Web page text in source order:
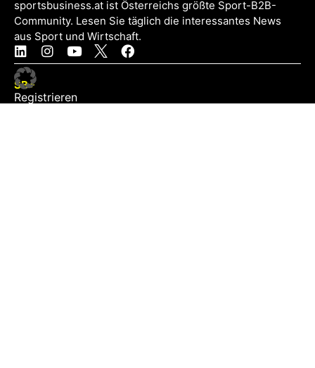
sportsbusiness.at ist Österreichs größte Sport-B2B-
Community. Lesen Sie täglich die interessantes News
aus Sport und Wirtschaft.
SB+
Registrieren